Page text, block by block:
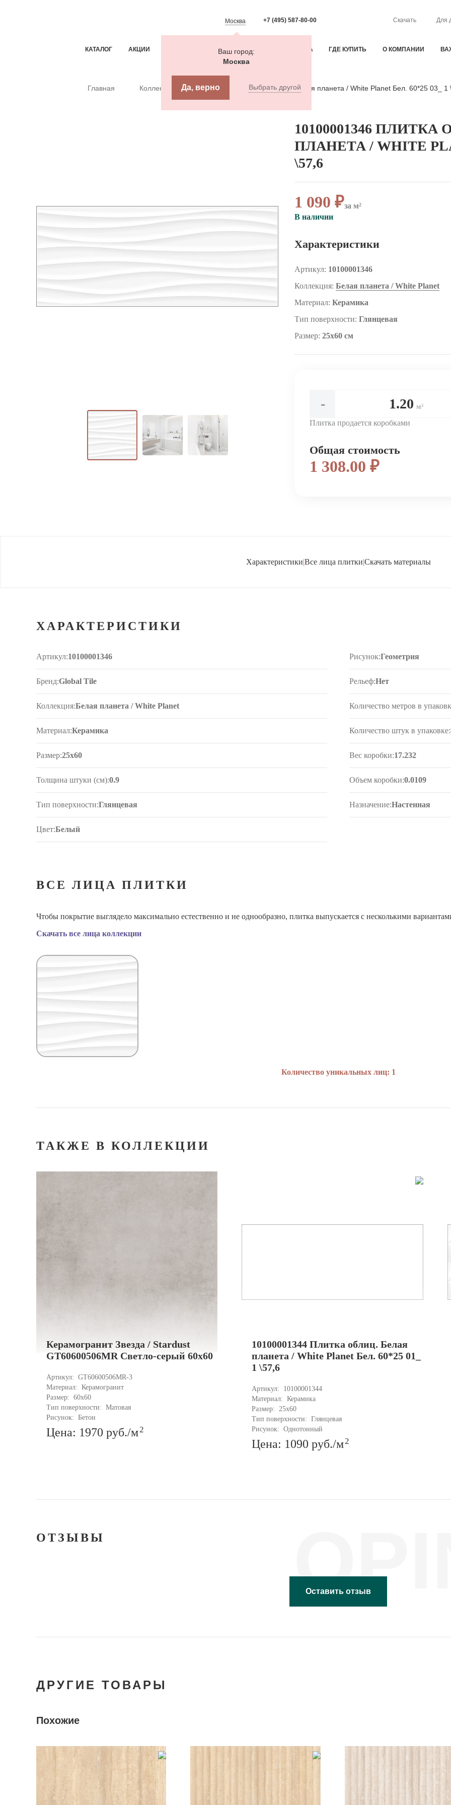
Москва
Ваш город:
Москва
Да, верно Выбрать другой
+7 (495) 587-80-00 Скачать Для
КАТАЛОГ АКЦИИ ТИПОВЫЕ РЕШЕНИЯ ОПЛАТА И ДОСТАВКА ГДЕ КУПИТЬ О КОМПАНИИ
Главная Коллекции 10100001346 Плитка облиц. Белая планета / White Planet Бел. 60*25 03_ 1
10100001346
ПЛАНЕТА / WHITE
\57,6
1 090 ₽за м²
В наличии
Характеристики
Артикул: 10100001346
Коллекция:Белая планета / White Planet
Материал:Керамика
Тип поверхности:Глянцевая
Размер:25x60 см
- м²
Плитка продается коробками
Общая стоимость
1 308.00 ₽
Характеристики|Все лица плитки|Скачать материалы
ХАРАКТЕРИСТИКИ
Артикул:10100001346
Бренд:Global Tile
Коллекция:Белая планета / White Planet
Материал:Керамика
Размер:25x60
Толщина штуки (см):0.9
Тип поверхности:Глянцевая
Цвет:Белый
Рисунок:Геометрия
Рельеф:Нет
Количество метров в
Количество штук в упаковке:
Вес коробки:17.232
Объем коробки:0.0109
Назначение:Настенная
ВСЕ ЛИЦА ПЛИТКИ
Чтобы покрытие выглядело максимально естественно и не однообразно, плитка выпускается с несколькими
Скачать все лица коллекции
Количество уникальных лиц: 1
ТАКЖЕ В КОЛЛЕКЦИИ
Керамогранит Звезда / Stardust
GT60600506MR Светло-серый 60x60
Артикул: GT60600506MR-3
Материал: Керамогранит
Размер: 60x60
Тип поверхности: Матовая
Рисунок: Бетон
Цена: 1970 руб./м2
10100001344 Плитка облиц. Белая
планета / White Planet Бел. 60*25 01_
1 \57,6
Артикул:
10100001344
Материал:
Керамика
Размер:
25x60
Тип поверхности:
Глянцевая
Рисунок:
Однотонный
Цена: 1090руб./м2
ОТЗЫВЫ
Оставить отзыв
ДРУГИЕ ТОВАРЫ
Похожие